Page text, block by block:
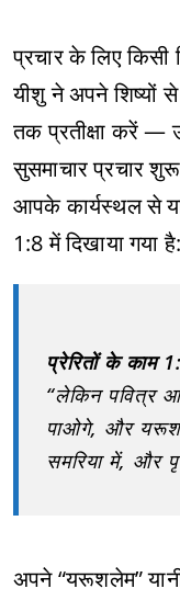
प्रचार के लिए किसी
यीशु ने अपने शिष्यों
तक प्रतीक्षा करें —
सुसमाचार प्रचार
आपके कार्यस्थल से
1:8 में दिखाया गया है:
प्रेरितों के काम
“लेकिन पवित्र
पाओगे, और
समरिया में, और
अपने “यरूशलेम”